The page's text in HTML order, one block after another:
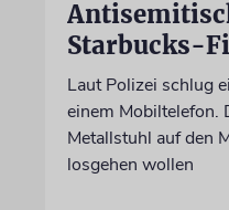
Starbucks-
Laut Polizei schlug
einem Mobiltelefon.
Metallstuhl auf den
losgehen wollen